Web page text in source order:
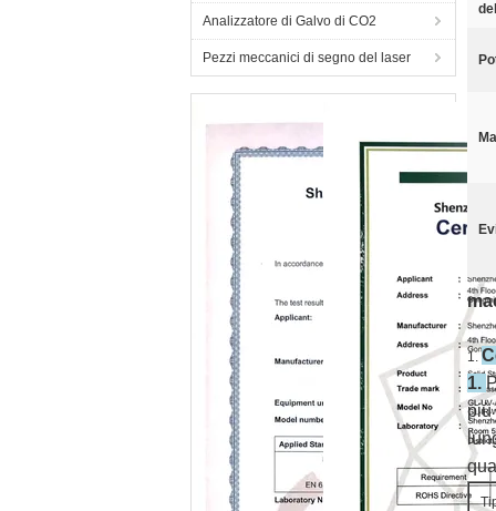
Analizzatore di Galvo di CO2
Pezzi meccanici di segno del laser
1.
1.
più